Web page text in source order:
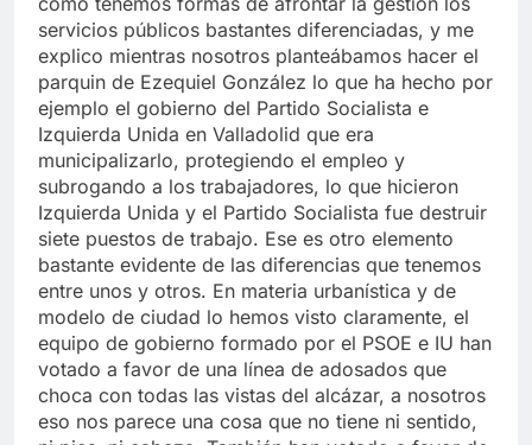
servicios públicos bastantes diferenciadas, y me
explico mientras nosotros planteábamos hacer el
parquin de Ezequiel González lo que ha hecho por
ejemplo el gobierno del Partido Socialista e
Izquierda Unida en Valladolid que era
municipalizarlo, protegiendo el empleo y
subrogando a los trabajadores, lo que hicieron
Izquierda Unida y el Partido Socialista fue destruir
siete puestos de trabajo. Ese es otro elemento
bastante evidente de las diferencias que tenemos
entre unos y otros. En materia urbanística y de
modelo de ciudad lo hemos visto claramente, el
equipo de gobierno formado por el PSOE e IU han
votado a favor de una línea de adosados que
choca con todas las vistas del alcázar, a nosotros
eso nos parece una cosa que no tiene ni sentido,